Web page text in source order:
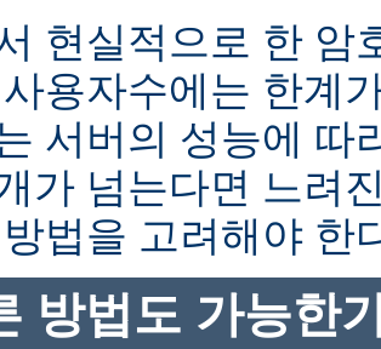
현실적으로 한 암
용자수에는 한계
서버의 성능에 따
가 넘는다면 느려
법을 고려해야 한
방법도 가능한